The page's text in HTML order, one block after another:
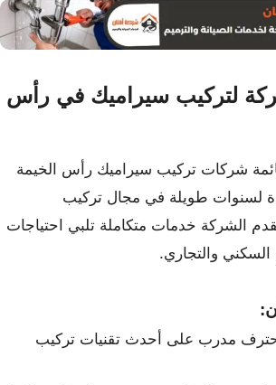
لتركيب سيراميك في رأس
شركات تركيب سيراميك رأس الخيمة
لسنوات طويلة في مجال تركيب
الشركة خدمات متكاملة تلبي احتياجات
السكني والتجاري.
مدرب على أحدث تقنيات تركيب